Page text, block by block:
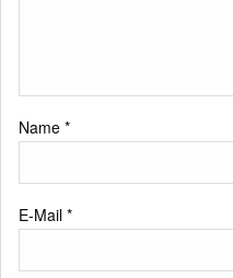
Name *
E-Mail *